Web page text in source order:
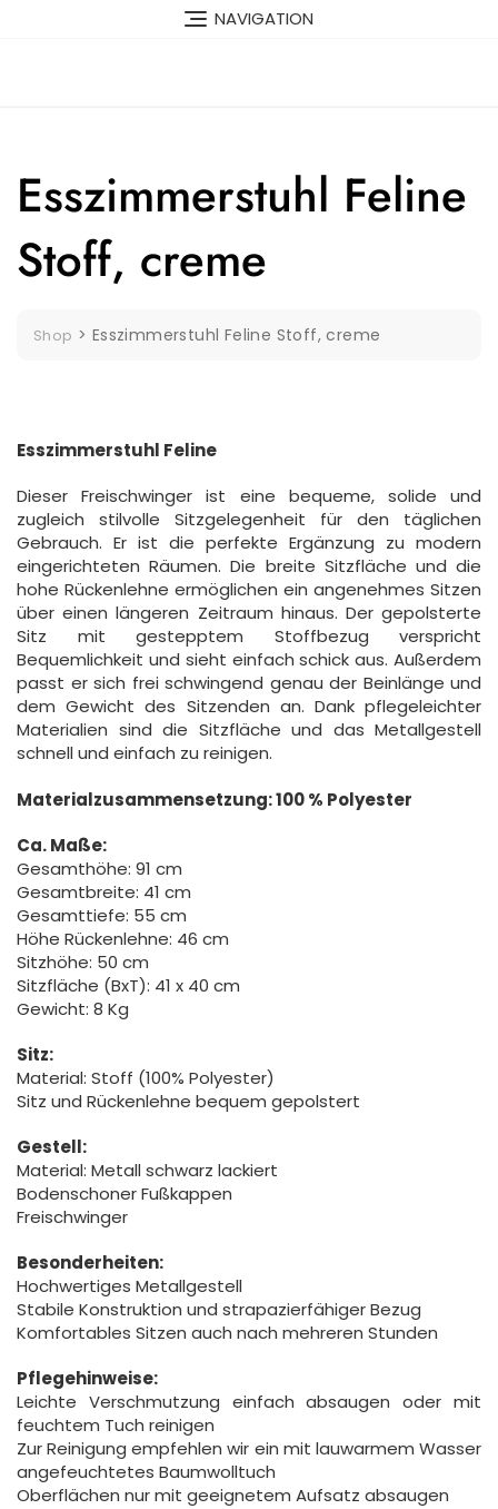
NAVIGATION
Esszimmerstuhl Feline
Stoff, creme
Shop > Esszimmerstuhl Feline Stoff, creme
Esszimmerstuhl Feline
Dieser Freischwinger ist eine bequeme, solide und
zugleich stilvolle Sitzgelegenheit für den täglichen
Gebrauch. Er ist die perfekte Ergänzung zu modern
eingerichteten Räumen. Die breite Sitzfläche und die
hohe Rückenlehne ermöglichen ein angenehmes Sitzen
über einen längeren Zeitraum hinaus. Der gepolsterte
Sitz mit gestepptem Stoffbezug verspricht
Bequemlichkeit und sieht einfach schick aus. Außerdem
passt er sich frei schwingend genau der Beinlänge und
dem Gewicht des Sitzenden an. Dank pflegeleichter
Materialien sind die Sitzfläche und das Metallgestell
schnell und einfach zu reinigen.
Materialzusammensetzung: 100 % Polyester
Ca. Maße:
Gesamthöhe: 91 cm
Gesamtbreite: 41 cm
Gesamttiefe: 55 cm
Höhe Rückenlehne: 46 cm
Sitzhöhe: 50 cm
Sitzfläche (BxT): 41 x 40 cm
Gewicht: 8 Kg
Sitz:
Material: Stoff (100% Polyester)
Sitz und Rückenlehne bequem gepolstert
Gestell:
Material: Metall schwarz lackiert
Bodenschoner Fußkappen
Freischwinger
Besonderheiten:
Hochwertiges Metallgestell
Stabile Konstruktion und strapazierfähiger Bezug
Komfortables Sitzen auch nach mehreren Stunden
Pflegehinweise:
Leichte Verschmutzung einfach absaugen oder mit
feuchtem Tuch reinigen
Zur Reinigung empfehlen wir ein mit lauwarmem Wasser
angefeuchtetes Baumwolltuch
Oberflächen nur mit geeignetem Aufsatz absaugen